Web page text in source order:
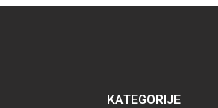
KATEGORIJE